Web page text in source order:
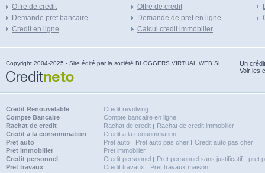
Offre de credit
Demande pret bancaire
Credit en ligne
Offre de credit
Demande de pret en ligne
Calcul credit immobilier
Copyright 2004-2025 - Site édité par la société BLOGGERS VIRTUAL WEB SL
Un
Voir les
Credit Renouvelable
Credit revolving
Compte Bancaire
Compte bancaire en ligne
Rachat de credit
Rachat de credit
Rachat de credit immobilier
Credit a la consommation
Credit a la consommation
Pret auto
Pret auto Pret auto pas cher
Credit auto pas cher
Pret immobilier
Pret immobilier
Credit personnel
Credit personnel Pret personnel sans justificatif
pret
Pret travaux
Credit travaux
Pret travaux maison